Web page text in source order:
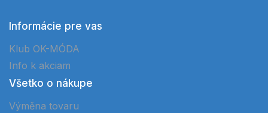
Informácie pre vas
Klub OK-MÓDA
Info k akciam
Všetko o nákupe
Výměna tovaru